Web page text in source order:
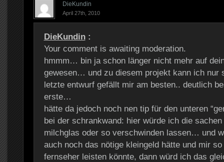
DieKundin
April 27th, 2010
DieKundin:
Your comment is awaiting moderation.
hmmm… bin ja schon länger nicht mehr auf
gewesen… und zu diesem projekt kann ich nur
letzte entwurf gefällt mir am besten.. deutlich
erste…
hätte da jedoch noch nen tip für den unteren
bei der schrankwand: hier würde ich die sachen
milchglas oder so verschwinden lassen… und
auch noch das nötige kleingeld hätte und mir so
fernseher leisten könnte, dann würd ich das